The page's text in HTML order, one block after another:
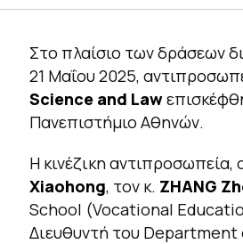
Στο πλαίσιο των δράσεων
21 Μαΐου 2025,
Science and Law
Πανεπιστήμιο Αθηνών.
Η κινέζικη
Xiaohong, τον κ. ZHANG
School (Vocational
Διευθυντή του